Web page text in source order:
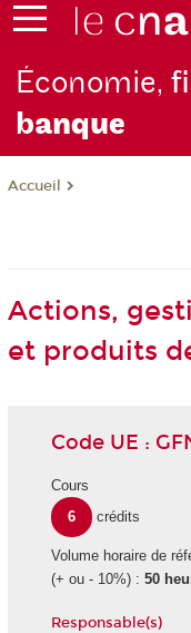
Économie,
banque
Accueil
Actions,
et produits
Code UE :
Cours
6
crédits
Volume horaire de
(+ ou - 10%) : 50
Responsable(s)